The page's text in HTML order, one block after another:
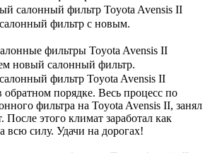
фильтр с новым.
новый салонный фильтр.
обратном порядке. Весь процесс по
фильтра на Toyota Avensis II, занял
После этого климат заработал как
всю силу. Удачи на дорогах!